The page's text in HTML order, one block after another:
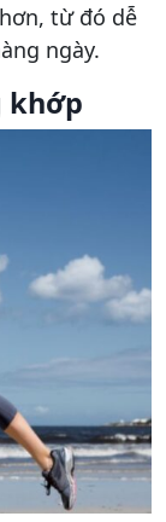
từ đó dễ
ngày.
khớp